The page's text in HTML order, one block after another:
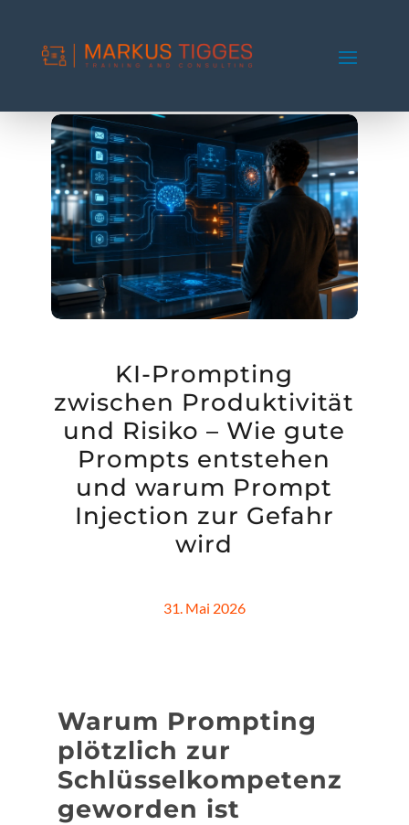
KI-Prompting
zwischen Produktivität
und Risiko – Wie gute
Prompts entstehen
und warum Prompt
Injection zur Gefahr
wird
31. Mai 2026
Warum Prompting
plötzlich zur
Schlüsselkompetenz
geworden ist